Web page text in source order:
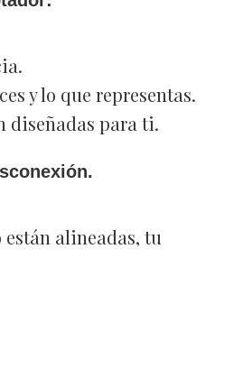
y lo que representas.
diseñadas para ti.
alineadas, tu